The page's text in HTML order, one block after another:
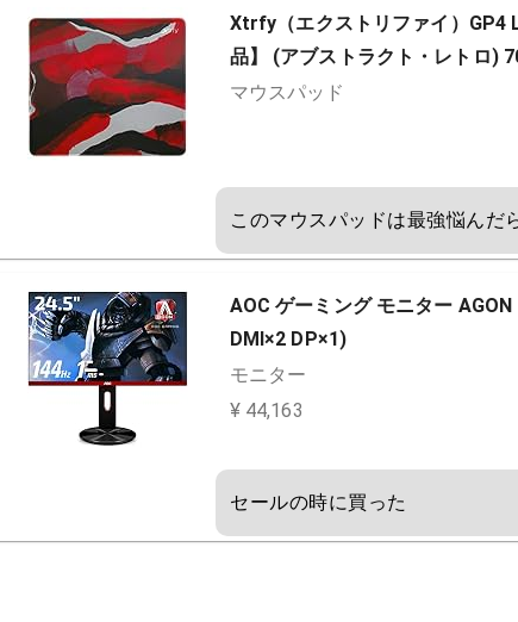
Xtrfy（エクストリファイ）GP4
品】 (アブストラクト・レトロ)
マウスパッド
このマウスパッドは最強悩んだ
AOC ゲーミング モニター
DMI×2 DP×1)
モニター
¥ 44,163
セールの時に買った